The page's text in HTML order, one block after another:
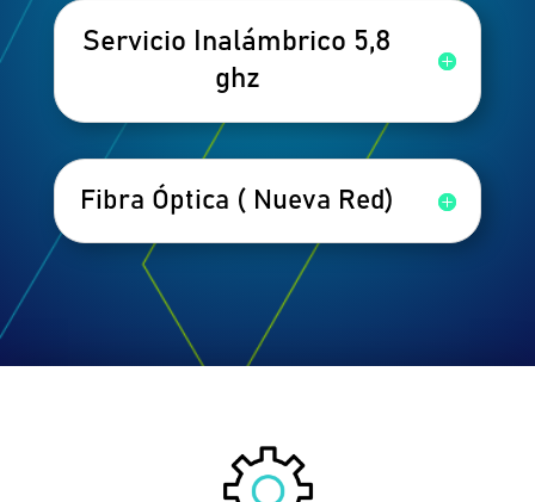
Servicio Inalámbrico 5,8
ghz
Fibra Óptica ( Nueva Red)